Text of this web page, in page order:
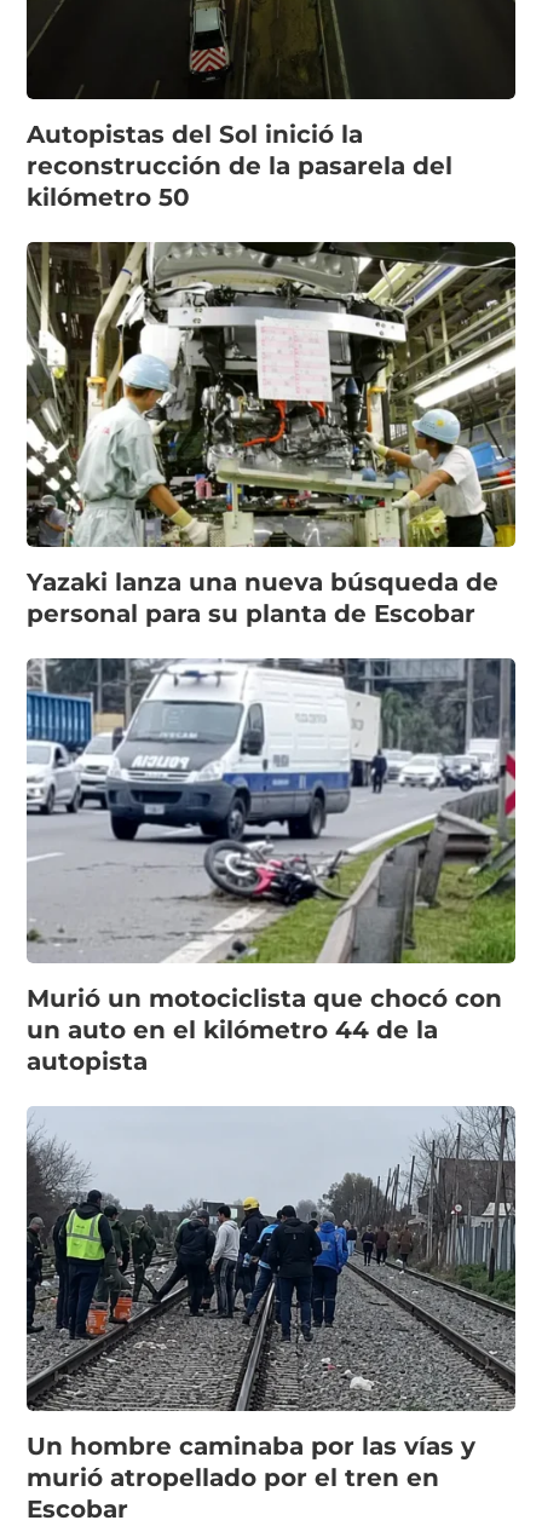
Autopistas del Sol inició la
reconstrucción de la pasarela del
kilómetro 50
Yazaki lanza una nueva búsqueda de
personal para su planta de Escobar
Murió un motociclista que chocó con
un auto en el kilómetro 44 de la
autopista
Un hombre caminaba por las vías y
murió atropellado por el tren en
Escobar